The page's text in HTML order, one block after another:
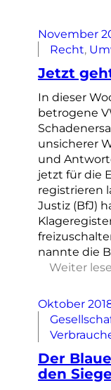
November
Recht,
Jetzt
In dieser
betrogene
unsicherer
und
jetzt für die
registrieren
Justiz (BfJ)
nannte die
Weiter
Oktober
Der
den